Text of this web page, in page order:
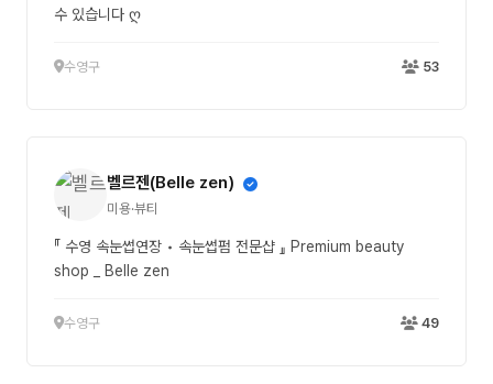
수 있습니다 ღ
수영구 53
벨르젠(Belle zen)
미용·뷰티
『 수영 속눈썹연장 • 속눈썹펌 전문샵 』 Premium beauty
shop _ Belle zen
수영구 49